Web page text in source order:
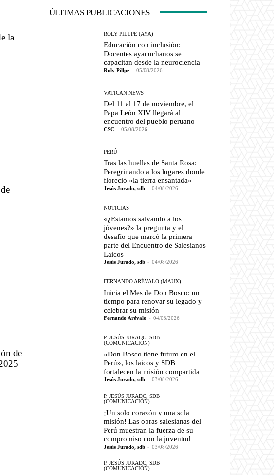
la
de
ÚLTIMAS PUBLICACIONES
ROLY PILLPE (AYA)
Educación con inclusión:
Docentes ayacuchanos se
capacitan desde la neurociencia
Roly Pillpe - 05/08/2026
VATICAN NEWS
Del 11 al 17 de noviembre, el
Papa León XIV llegará al
encuentro del pueblo peruano
CSC - 05/08/2026
PERÚ
Tras las huellas de Santa Rosa:
Peregrinando a los lugares donde
floreció «la tierra ensantada»
Jesús Jurado, sdb - 04/08/2026
NOTICIAS
«¿Estamos salvando a los
jóvenes?» la pregunta y el
desafío que marcó la primera
parte del Encuentro de Salesianos
Laicos
Jesús Jurado, sdb - 04/08/2026
FERNANDO ARÉVALO (MAUX)
Inicia el Mes de Don Bosco: un
tiempo para renovar su legado y
celebrar su misión
Fernando Arévalo - 04/08/2026
P. JESÚS JURADO, SDB
(COMUNICACIÓN)
«Don Bosco tiene futuro en el
Perú», los laicos y SDB
fortalecen la misión compartida
Jesús Jurado, sdb - 03/08/2026
P. JESÚS JURADO, SDB
(COMUNICACIÓN)
¡Un solo corazón y una sola
misión! Las obras salesianas del
Perú muestran la fuerza de su
compromiso con la juventud
Jesús Jurado, sdb - 03/08/2026
P. JESÚS JURADO, SDB
(COMUNICACIÓN)